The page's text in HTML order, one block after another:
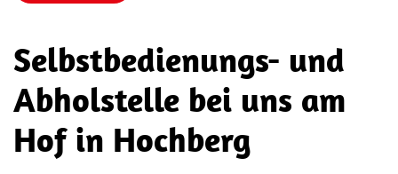
Selbstbedienungs- und
Abholstelle bei uns am
Hof in Hochberg